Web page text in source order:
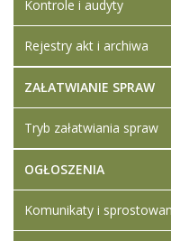
Kontrole i audyty
Rejestry akt i archiwa
ZAŁATWIANIE SPRAW
Tryb załatwiania spraw
OGŁOSZENIA
Komunikaty i